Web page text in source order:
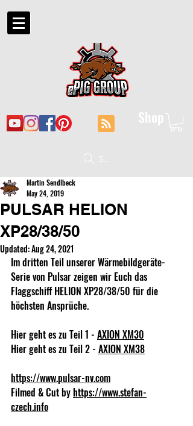
Shop
Suche
PULSAR HELION
XP28/38/50
Martin Sendlbeck
May 24, 2019
Updated:Aug 24, 2021
Im dritten Teil unserer Wärmebildgeräte-
Serie von Pulsar zeigen wir Euch das
Flaggschiff HELION XP28/38/50 für die
höchsten Ansprüche.
Hier geht es zu Teil 1 - AXION XM30
Hier geht es zu Teil 2 - AXION XM38
https://www.pulsar-nv.com
Filmed & Cut by https://www.stefan-
czech.info